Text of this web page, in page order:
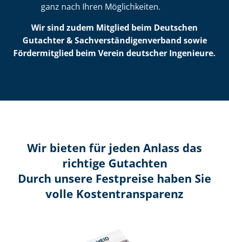
ganz nach Ihren Möglichkeiten.
Wir sind zudem Mitglied beim Deutschen
Gutachter & Sach­ver­stän­di­gen­ver­band sowie
Fördermitglied beim Verein deutscher Ingenieure.
Wir bieten für jeden Anlass das
richtige Gutachten
Durch unsere Festpreise haben Sie
volle Kosten­transparenz